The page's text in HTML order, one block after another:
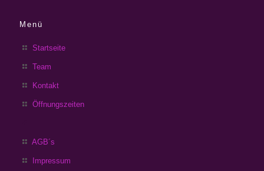
Menü
Startseite
Team
Kontakt
Öffnungszeiten
AGB´s
Impressum